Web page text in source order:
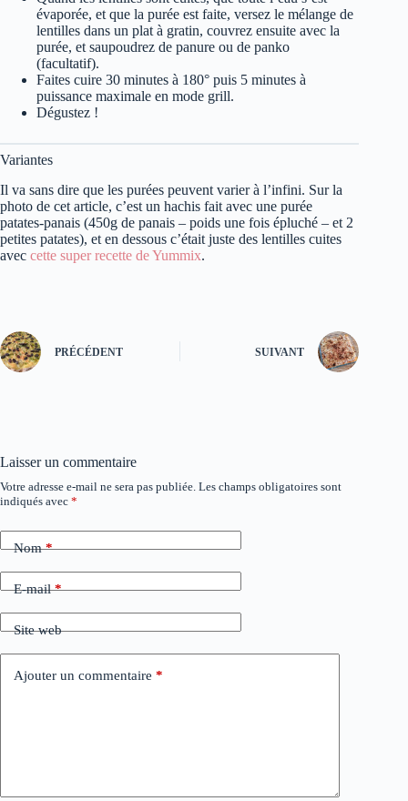
évaporée, et que la purée est faite, versez le mélange de
lentilles dans un plat à gratin, couvrez ensuite avec la
purée, et saupoudrez de panure ou de panko
(facultatif).
Faites cuire 30 minutes à 180° puis 5 minutes à
puissance maximale en mode grill.
Dégustez !
Variantes
Il va sans dire que les purées peuvent varier à l’infini. Sur la
photo de cet article, c’est un hachis fait avec une purée
patates-panais (450g de panais – poids une fois épluché – et 2
petites patates), et en dessous c’était juste des lentilles cuites
avec cette super recette de Yummix.
PRÉCÉDENT SUIVANT
Laisser un commentaire
Votre adresse e-mail ne sera pas publiée. Les champs obligatoires sont
indiqués avec *
Nom*
E-mail*
Site web
Ajouter un commentaire *
A
l
r
n
v
e